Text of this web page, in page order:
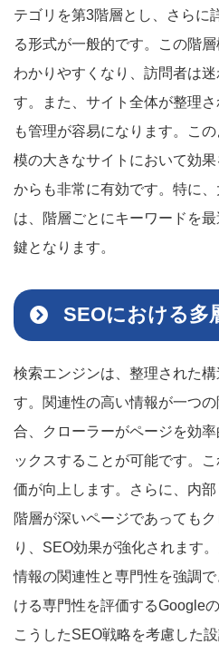
テゴリを第3階層とし、さらに
る形式が一般的です。この階
わかりやすくなり、訪問者は
す。また、サイト全体が整理
も管理が容易になります。こ
模の大きなサイトにおいて効
からも非常に有効です。特に
は、階層ごとにキーワードを
鍵となります。
SEOにおける多
検索エンジンは、整理された
す。関連性の高い情報が一つ
合、クローラーがページを効
ックスすることが可能です。
価が向上します。さらに、内部
階層が深いページであっても
り、SEO効果が強化されます
情報の関連性と専門性を強調
ける専門性を評価するGoogle
こうしたSEO戦略を考慮した